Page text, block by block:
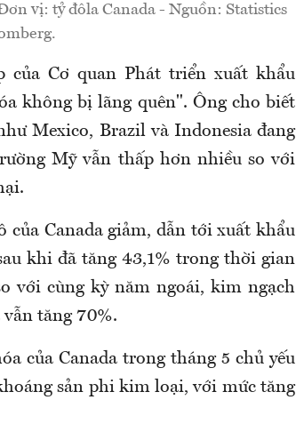
vị: tỷ đôla Canada - Nguồn: Statistics
của Cơ quan Phát triển xuất khẩu
không bị lãng quên". Ông cho biết
Mexico, Brazil và Indonesia đang
Mỹ vẫn thấp hơn nhiều so với
Canada giảm, dẫn tới xuất khẩu
khi đã tăng 43,1% trong thời gian
với cùng kỳ năm ngoái, kim ngạch
tăng 70%.
của Canada trong tháng 5 chủ yếu
sản phi kim loại, với mức tăng